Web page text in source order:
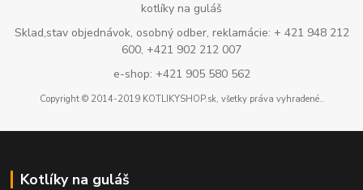
kotlíky na guláš
Sklad,stav objednávok, osobný odber, reklamácie: + 421 948 212
600, +421 902 212 007
e-shop: +421 905 580 562
Copyright © 2014-2019 KOTLIKYSHOP.sk, všetky práva vyhradené..
Kotlíky na guláš